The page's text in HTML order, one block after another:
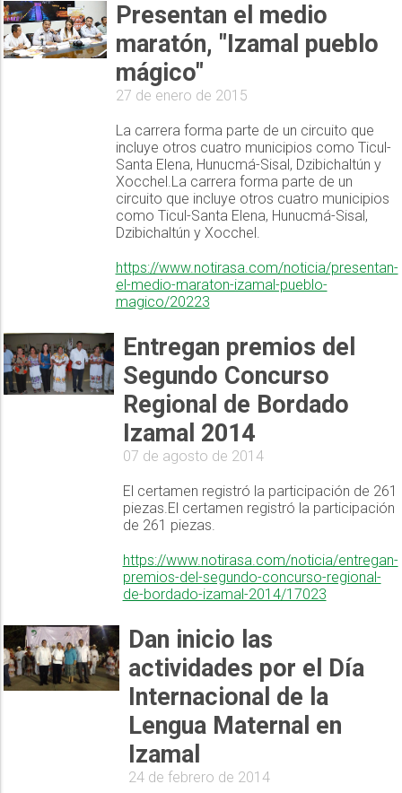
Presentan el medio
maratón, "Izamal pueblo
mágico"
27 de enero de 2015
La carrera forma parte de un circuito que
incluye otros cuatro municipios como Ticul-
Santa Elena, Hunucmá-Sisal, Dzibichaltún y
Xocchel.La carrera forma parte de un
circuito que incluye otros cuatro municipios
como Ticul-Santa Elena, Hunucmá-Sisal,
Dzibichaltún y Xocchel.
https://www.notirasa.com/noticia/presentan-
el-medio-maraton-izamal-pueblo-
magico/20223
Entregan premios del
Segundo Concurso
Regional de Bordado
Izamal 2014
07 de agosto de 2014
El certamen registró la participación de 261
piezas.El certamen registró la participación
de 261 piezas.
https://www.notirasa.com/noticia/entregan-
premios-del-segundo-concurso-regional-
de-bordado-izamal-2014/17023
Dan inicio las
actividades por el Día
Internacional de la
Lengua Maternal en
Izamal
24 de febrero de 2014